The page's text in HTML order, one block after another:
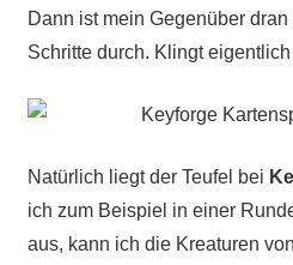
Dann ist mein Gegenüber
Schritte durch. Klingt
Natürlich liegt der Teufel bei
ich zum Beispiel in einer
aus, kann ich die Kreaturen